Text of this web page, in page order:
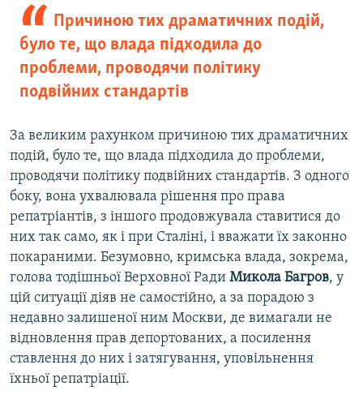
Причиною тих драматичних подій,
було те, що влада підходила до
проблеми, проводячи політику
подвійних стандартів
За великим рахунком причиною тих драматичних
подій, було те, що влада підходила до проблеми,
проводячи політику подвійних стандартів. З одного
боку, вона ухвалювала рішення про права
репатріантів, з іншого продовжувала ставитися до
них так само, як і при Сталіні, і вважати їх законно
покараними. Безумовно, кримська влада, зокрема,
голова тодішньої Верховної Ради Микола Багров, у
цій ситуації діяв не самостійно, а за порадою з
недавно залишеної ним Москви, де вимагали не
відновлення прав депортованих, а посилення
ставлення до них і затягування, уповільнення
їхньої репатріації.